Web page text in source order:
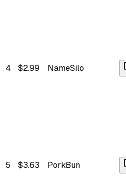
4 $2.99 NameSilo
5 $3.63 PorkBun